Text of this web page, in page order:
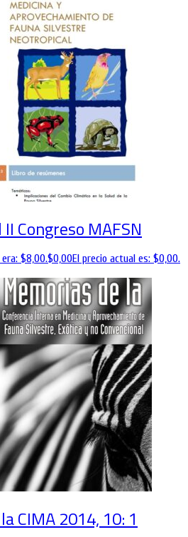
Congreso MAFSN
era: $8,00.$0,00El precio actual es: $0,00.
CIMA 2014, 10: 1